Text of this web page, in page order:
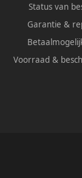
Status van
Garantie &
Voorraad &